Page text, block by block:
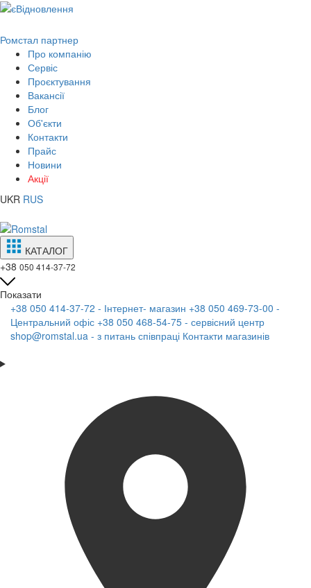
Ромстал партнер
Про компанію
Сервіс
Проєктування
Вакансії
Блог
Об'єкти
Контакти
Прайс
Новини
Акції
UKR RUS
КАТАЛОГ
+38 050 414-37-72
Показати
+38 050 414-37-72 - Інтернет- магазин +38 050 469-73-00 -
Центральний офіс +38 050 468-54-75 - сервісний центр
shop@romstal.ua - з питань співпраці Контакти магазинів